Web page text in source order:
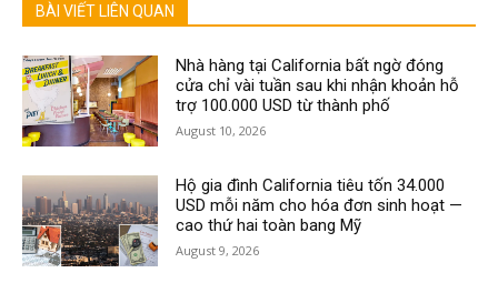
BÀI VIẾT LIÊN QUAN
Nhà hàng tại California bất ngờ đóng
cửa chỉ vài tuần sau khi nhận khoản hỗ
trợ 100.000 USD từ thành phố
August 10, 2026
Hộ gia đình California tiêu tốn 34.000
USD mỗi năm cho hóa đơn sinh hoạt —
cao thứ hai toàn bang Mỹ
August 9, 2026